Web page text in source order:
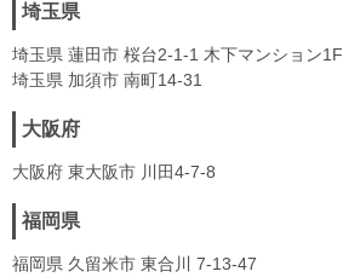
埼玉県
埼玉県 蓮田市 桜台2-1-1 木下マンション1F
埼玉県 加須市 南町14-31
大阪府
大阪府 東大阪市 川田4-7-8
福岡県
福岡県 久留米市 東合川 7-13-47